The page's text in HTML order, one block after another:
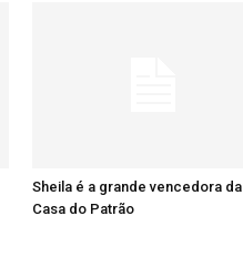
Sheila é a grande vencedora da
Casa do Patrão